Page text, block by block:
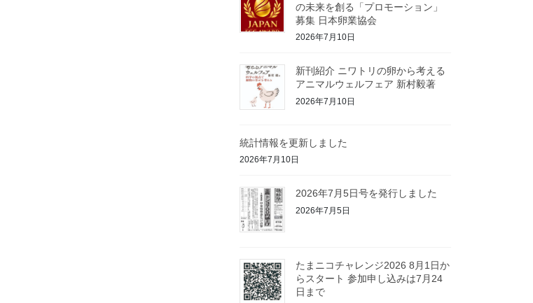
の未来を創る「プロモーション」
募集 日本卵業協会
2026年7月10日
新刊紹介 ニワトリの卵から考える
アニマルウェルフェア 新村毅著
2026年7月10日
統計情報を更新しました
2026年7月10日
2026年7月5日号を発行しました
2026年7月5日
たまニコチャレンジ2026 8月1日か
らスタート 参加申し込みは7月24
日まで